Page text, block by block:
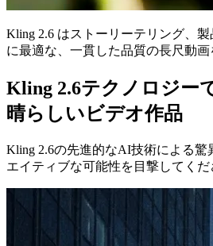
Kling 2.6 はストーリーテリング、
に最適な、一貫した品質の長尺動画
Kling 2.6テクノロジー
晴らしいビデオ作品
Kling 2.6の先進的なAI技術による驚
エイティブな可能性を目撃してくだ